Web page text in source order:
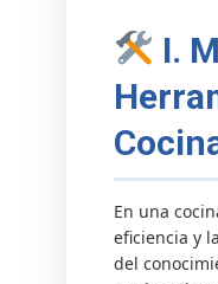
I.
En una
eficiencia y
del